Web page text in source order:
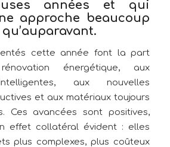
années et qui
approche beaucoup
cette année font la part
énergétique, aux
aux nouvelles
et aux matériaux toujours
Ces avancées sont positives,
effet collatéral évident : elles
plus complexes, plus coûteux